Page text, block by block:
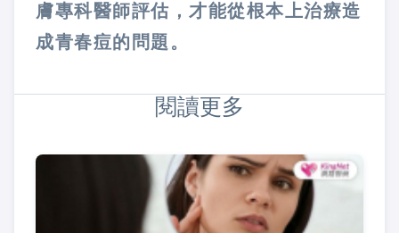
膚專科醫師評估，才能從根本上治療造
成青春痘的問題。
閱讀更多